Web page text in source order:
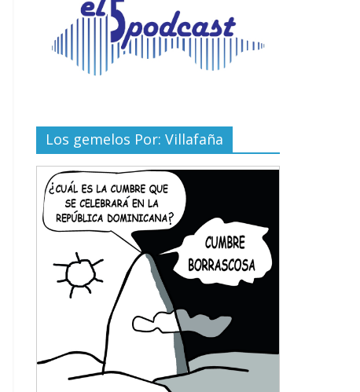
Los gemelos Por: Villafaña